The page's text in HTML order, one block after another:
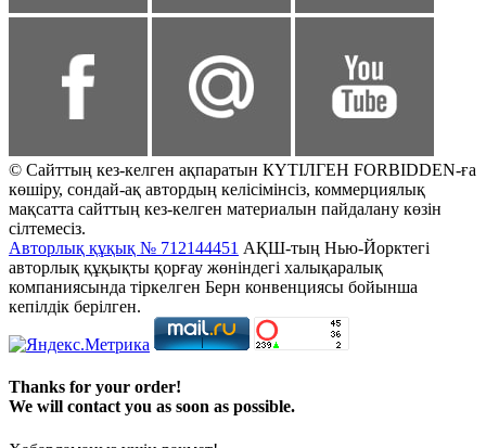
© Сайттың кез-келген ақпаратын КҮТІЛГЕН FORBIDDEN-ға
көшіру, сондай-ақ автордың келісімінсіз, коммерциялық
мақсатта сайттың кез-келген материалын пайдалану көзін
сілтемесіз.
Авторлық құқық № 712144451 АҚШ-тың Нью-Йорктегі
авторлық құқықты қорғау жөніндегі халықаралық
компаниясында тіркелген Берн конвенциясы бойынша
кепілдік берілген.
Thanks for your order!
We will contact you as soon as possible.